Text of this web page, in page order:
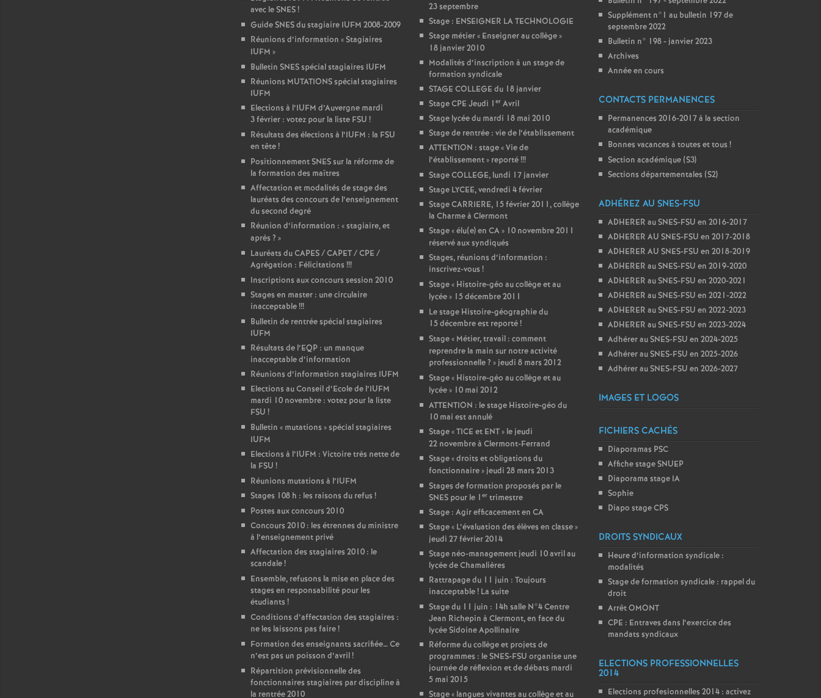
é
a
n
s
T
o
u
r
s
avec le SNES!
Guide SNES du stagiaire IUFM 2008-2009
Réunions d’information «Stagiaires
IUFM »
Bulletin SNES spécial stagiaires IUFM
Réunions MUTATIONS spécial stagiaires
IUFM
Elections à l’IUFM d’Auvergne mardi
3 février : votez pour la liste FSU !
Résultats des élections à l’IUFM : la FSU
en tête!
Positionnement SNES sur la réforme de
la formation des maîtres
Affectation et modalités de stage des
lauréats des concours de l’enseignement
du second degré
Réunion d’information : «stagiaire, et
après ? »
Lauréats du CAPES / CAPET / CPE /
Agrégation : Félicitations !!!
Inscriptions aux concours session 2010
Stages en master : une circulaire
inacceptable!!!
Bulletin de rentrée spécial stagiaires
IUFM
Résultats de l’EQP : un manque
inacceptable d’information
Réunions d’information stagiaires IUFM
Elections au Conseil d’Ecole de l’IUFM
mardi 10 novembre : votez pour la liste
FSU !
Bulletin « mutations » spécial stagiaires
IUFM
Elections à l’IUFM : Victoire très nette de
la FSU !
Réunions mutations à l’IUFM
Stages 108 h : les raisons du refus !
Postes aux concours 2010
Concours 2010 : les étrennes du ministre
à l’enseignement privé
Affectation des stagiaires 2010 : le
scandale!
Ensemble, refusons la mise en place des
stages en responsabilité pour les
étudiants !
Conditions d’affectation des stagiaires :
ne les laissons pas faire!
Formation des enseignants sacrifiée… Ce
n’est pas un poisson d’avril!
Répartition prévisionnelle des
fonctionnaires stagiaires par discipline à
la rentrée 2010
23 septembre
Stage : ENSEIGNER LA TECHNOLOGIE
Stage métier « Enseigner au collège»
18 janvier 2010
Modalités d’inscription à un stage de
formation syndicale
STAGE COLLEGE du 18 janvier
Stage CPE Jeudi 1 er Avril
Stage lycée du mardi 18 mai 2010
Stage de rentrée : vie de l’établissement
ATTENTION : stage «Vie de
l’établissement» reporté!!!
Stage COLLEGE, lundi 17 janvier
Stage LYCEE, vendredi 4 février
Stage CARRIERE, 15 février 2011, collège
la Charme à Clermont
Stage «élu(e) en CA» 10 novembre 2011
réservé aux syndiqués
Stages, réunions d’information :
inscrivez-vous !
Stage « Histoire-géo au collège et au
lycée» 15 décembre 2011
Le stage Histoire-géographie du
15 décembre est reporté!
Stage « Métier, travail : comment
reprendre la main sur notre activité
professionnelle? » jeudi 8 mars 2012
Stage « Histoire-géo au collège et au
lycée» 10 mai 2012
ATTENTION : le stage Histoire-géo du
10 mai est annulé
Stage «TICE et ENT» le jeudi
22 novembre à Clermont-Ferrand
Stage «droits et obligations du
fonctionnaire» jeudi 28 mars 2013
Stages de formation proposés par le
SNES pour le 1 er trimestre
Stage : Agir efficacement en CA
Stage « L’évaluation des élèves en classe»
jeudi 27 février 2014
Stage néo-management jeudi 10 avril au
lycée de Chamalières
Rattrapage du 11 juin : Toujours
inacceptable! La suite
Stage du 11 juin : 14h salle N°4 Centre
Jean Richepin à Clermont, en face du
lycée Sidoine Apollinaire
Réforme du collège et projets de
programmes : le SNES-FSU organise une
journée de réflexion et de débats mardi
5 mai 2015
Stage « langues vivantes au collège et au
Supplément n°1 au bulletin 197 de
septembre 2022
Bulletin n° 198 - janvier 2023
Archives
Année en cours
CONTACTS PERMANENCES
Permanences 2016-2017 à la section
académique
Bonnes vacances à toutes et tous !
Section académique (S3)
Sections départementales (S2)
ADHÉREZ AU SNES-FSU
ADHERER au SNES-FSU en 2016-2017
ADHERER AU SNES-FSU en 2017-2018
ADHERER AU SNES-FSU en 2018-2019
ADHERER au SNES-FSU en 2019-2020
ADHERER au SNES-FSU en 2020-2021
ADHERER au SNES-FSU en 2021-2022
ADHERER au SNES-FSU en 2022-2023
ADHERER au SNES-FSU en 2023-2024
Adhérer au SNES-FSU en 2024-2025
Adhérer au SNES-FSU en 2025-2026
Adhérer au SNES-FSU en 2026-2027
IMAGES ET LOGOS
FICHIERS CACHÉS
Diaporamas PSC
Affiche stage SNUEP
Diaporama stage IA
Sophie
Diapo stage CPS
DROITS SYNDICAUX
Heure d’information syndicale :
modalités
Stage de formation syndicale : rappel du
droit
Arrêt OMONT
CPE : Entraves dans l’exercice des
mandats syndicaux
ELECTIONS PROFESSIONNELLES
2014
Elections profesionnelles 2014 : activez